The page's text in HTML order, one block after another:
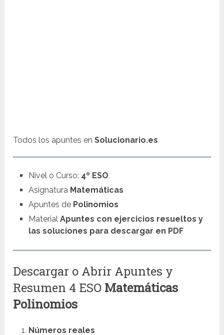
Todos los apuntes enSolucionario.es
Nivel o Curso: 4º ESO
Asignatura Matemáticas
Apuntes de Polinomios
Material Apuntes con ejercicios resueltos y
las soluciones para descargar en PDF
Descargar o Abrir Apuntes y
Resumen 4 ESO Matemáticas
Polinomios
Números reales